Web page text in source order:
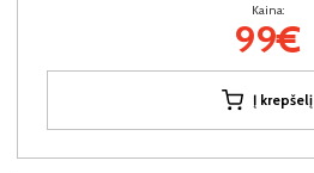
Kaina:
99€
Į krepšelį